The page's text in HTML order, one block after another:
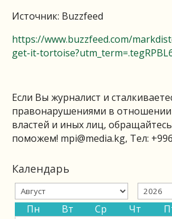
Источник: Buzzfeed
https://www.buzzfeed.com/
get-it-
Если Вы журналист и
правонарушениями в отношении
властей и иных лиц,
поможем! mpi@media.kg, Тел:
Календарь
Пн Вт Ср Чт